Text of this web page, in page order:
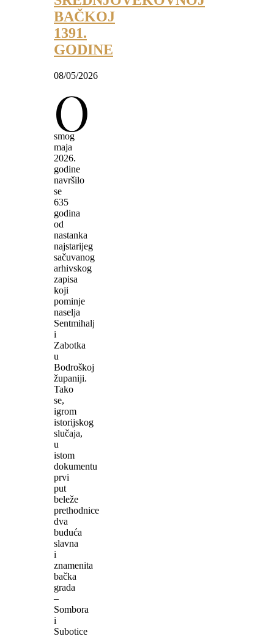
BAČKOJ
1391.
GODINE
08/05/2026
O
smog
maja
2026.
godine
navršilo
se
635
godina
od
nastanka
najstarijeg
sačuvanog
arhivskog
zapisa
koji
pominje
naselja
Sentmihalj
i
Zabotka
u
Bodroškoj
županiji.
Tako
se,
igrom
istorijskog
slučaja,
u
istom
dokumentu
prvi
put
beleže
prethodnice
dva
buduća
slavna
i
znamenita
bačka
grada
–
Sombora
i
Subotice